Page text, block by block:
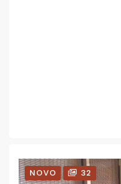
NOVO 32